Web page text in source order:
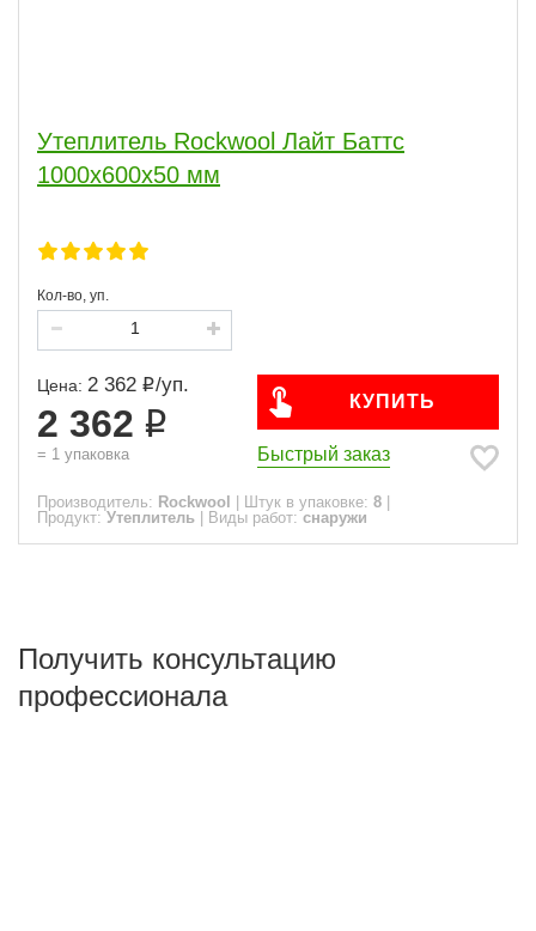
Утеплитель Rockwool Лайт Баттс
1000х600х50 мм
Кол-во, уп.
Цена: 2 362 /уп.
2 362
= 1 упаковка
КУПИТЬ
Быстрый заказ
Производитель: Rockwool Штук в упаковке: 8
Продукт: Утеплитель Виды работ: снаружи
Получить консультацию
профессионала